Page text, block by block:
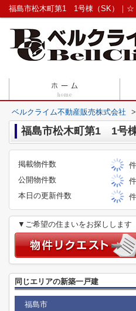
ベルクライム不動産販売株式会社 >
福島市松木町第1 1号棟
掲載物件数
件
公開物件数
件
本日の更新件数
件
▼ご希望の住まいをお探しします
同じエリアの新築一戸建
福島市